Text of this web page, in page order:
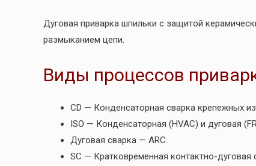
Дуговая приварка шпильки с защитой
размыканием цепи.
Виды процессов
CD — Конденсаторная сварка крепежных
ISO — Конденсаторная (HVAC) и дуговая
Дуговая сварка — ARC.
SC — Кратковременная контактно-дуговая